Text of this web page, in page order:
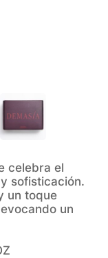
celebra el
sofisticación.
un toque
un